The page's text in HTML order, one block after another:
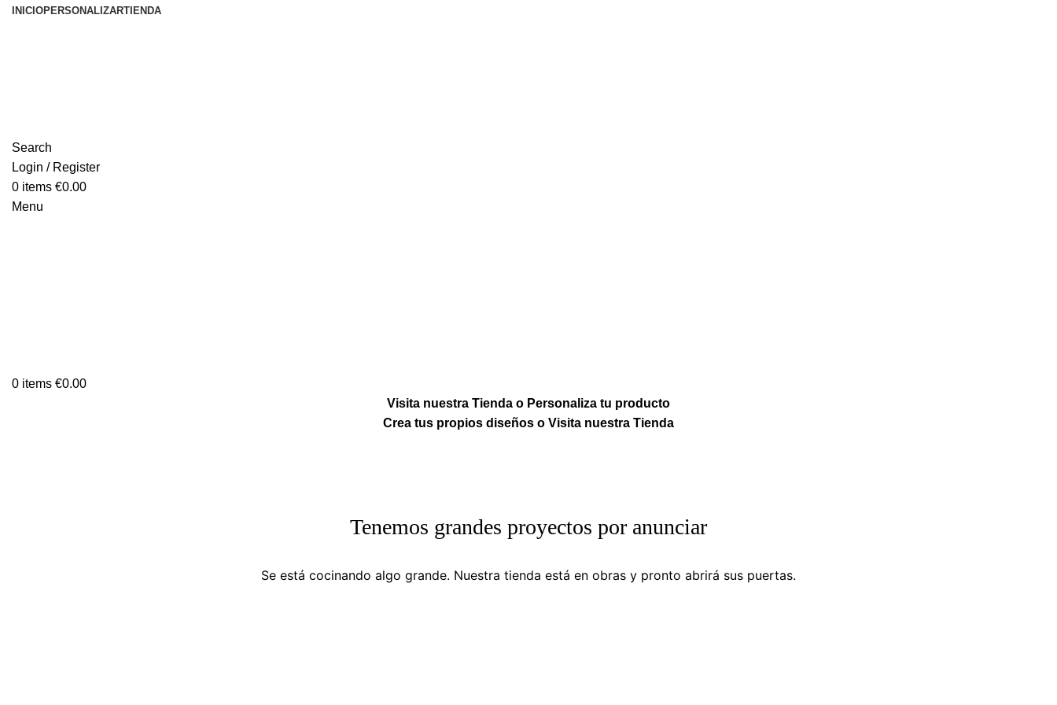
INICIOPERSONALIZARTIENDA
Search
Login / Register
0 items €0.00
Menu
0 items €0.00
Visita nuestra Tienda o Personaliza tu producto
Crea tus propios diseños o Visita nuestra Tienda
Tenemos grandes proyectos por anunciar
Se está cocinando algo grande. Nuestra tienda está en obras y pronto abrirá sus puertas.